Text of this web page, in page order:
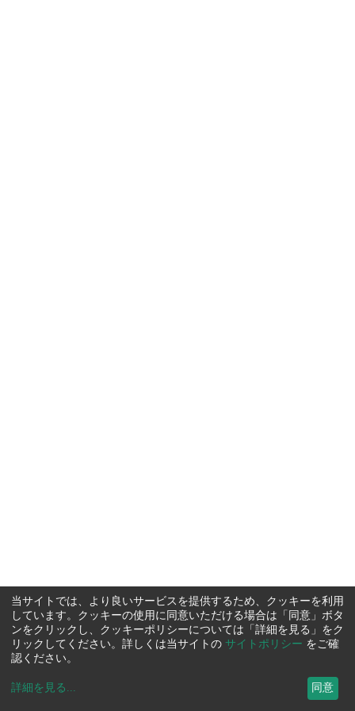
当サイトでは、より良いサービスを提供するため、クッキーを利用
しています。クッキーの使用に同意いただける場合は「同意」ボタ
ンをクリックし、クッキーポリシーについては「詳細を見る」をク
リックしてください。詳しくは当サイトの サイトポリシー をご確
認ください。
詳細を見る ... 同意